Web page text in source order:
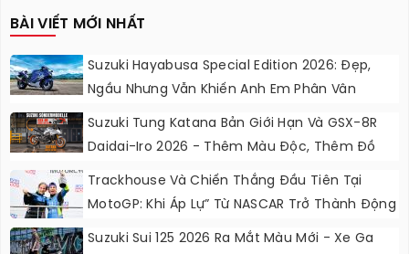
BÀI VIẾT MỚI NHẤT
Suzuki Hayabusa Special Edition 2026: Đẹp,
Ngầu Nhưng Vẫn Khiến Anh Em Phân Vân
Suzuki Tung Katana Bản Giới Hạn Và GSX-8R
Daidai-Iro 2026 - Thêm Màu Độc, Thêm Đồ
Chơi, Thêm Cá Tính
Trackhouse Và Chiến Thắng Đầu Tiên Tại
MotoGP: Khi Áp Lự” Từ NASCAR Trở Thành Động
Suzuki Sui 125 2026 Ra Mắt Màu Mới - Xe Ga